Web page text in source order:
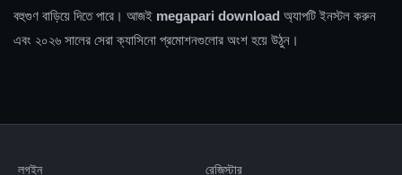
বহুগুণ বাড়িয়ে দিতে পারে। আজই megapari download অ্যাপটি ইনস্টল করুন
এবং ২০২৬ সালের সেরা ক্যাসিনো প্রমোশনগুলোর অংশ হয়ে উঠুন।
লগইন রেজিস্টার